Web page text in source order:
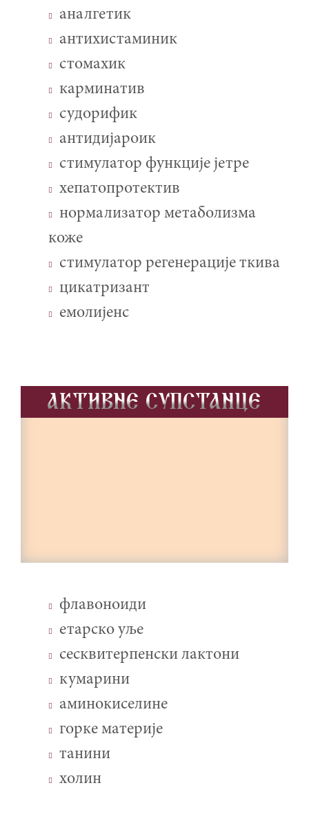
аналгетик
антихистаминик
стомахик
карминатив
судорифик
антидијароик
стимулатор функције јетре
хепатопротектив
нормализатор метаболизма
коже
стимулатор регенерације ткива
цикатризант
емолијенс
AKTIVNE SUPSTANCE
флавоноиди
етарско уље
сесквитерпенски лактони
кумарини
аминокиселине
горке материје
танини
холин